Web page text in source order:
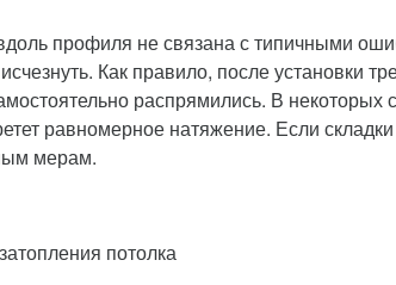
профиля не связана с типичными
Как правило, после установки
распрямились. В некоторых
равномерное натяжение. Если
мерам.
потолка